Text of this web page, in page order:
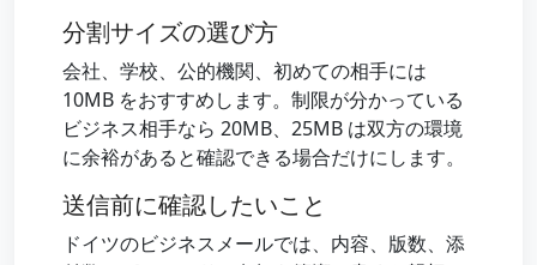
分割サイズの選び方
会社、学校、公的機関、初めての相手には
10MB をおすすめします。制限が分かっている
ビジネス相手なら 20MB、25MB は双方の環境
に余裕があると確認できる場合だけにします。
送信前に確認したいこと
ドイツのビジネスメールでは、内容、版数、添